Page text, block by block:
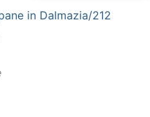
in Dalmazia/212